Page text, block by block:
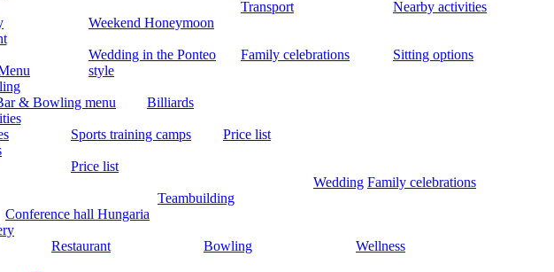
Weekend Honeymoon
Transport Nearby activities
Wedding in the Ponteo
style
Family celebrations Sitting options
& Bowling menu
Billiards
Sports training camps
Price list
Price list
Conference hall Hungaria
Teambuilding
Wedding Family celebrations
Restaurant Bowling
Wellness